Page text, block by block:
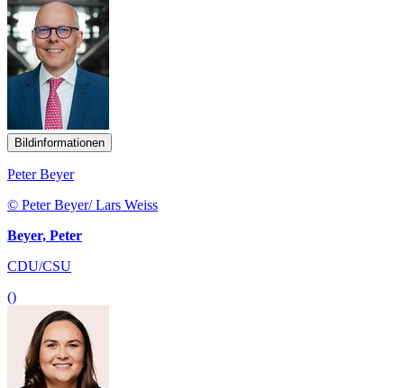
Bildinformationen
Peter Beyer
© Peter Beyer/ Lars Weiss
Beyer, Peter
CDU/CSU
()